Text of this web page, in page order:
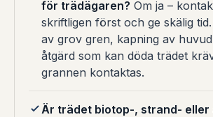
för trädägaren? Om ja –
skriftligen först och ge skälig
av grov gren, kapning av
åtgärd som kan döda trädet
grannen kontaktas.
Är trädet biotop-, strand- eller